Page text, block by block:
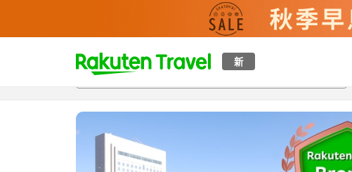
新
t
p
a
g
概覽房間及住宿方案 評價特色設施